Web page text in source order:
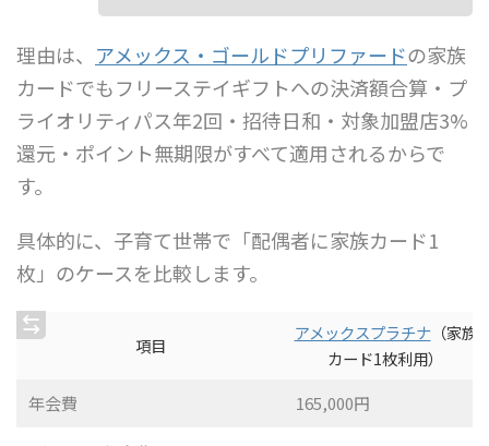
理由は、 アメックス・ゴールドプリファードの家族
カードでもフリーステイギフトへの決済額合算・プ
ライオリティパス年2回・招待日和・対象加盟店3%
還元・ポイント無期限がすべて適用されるからで
す。
具体的に、子育て世帯で「配偶者に家族カード1
枚」のケースを比較します。
項目
アメックスプラチナ（家族
カード1枚利用）
年会費
165,000円